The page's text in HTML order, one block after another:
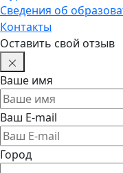
Сведения об
Контакты
Оставить свой отзыв
Ваше имя
Ваш E-mail
Город